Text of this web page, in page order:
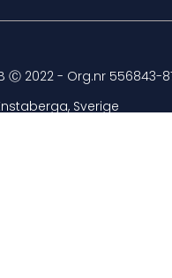
Ⓒ 2022 - Org.nr 556843-
Sverige